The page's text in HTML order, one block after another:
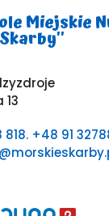
Miejskie
13
+48 91